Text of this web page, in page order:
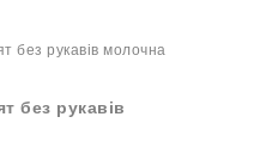
без рукавів